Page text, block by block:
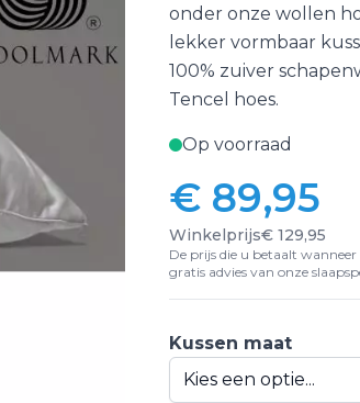
onder onze wollen
lekker vormbaar
100% zuiver
Tencel hoes.
Op voorraad
Vanaf:
€ 89,95
Winkelprijs€ 129,95
De prijs die u betaalt
gratis advies van onze
Kussen maat